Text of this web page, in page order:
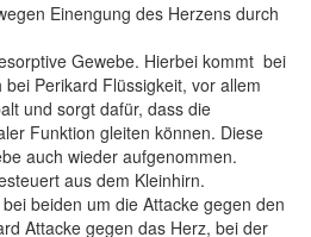
Einengung des Herzens durch
Gewebe. Hierbei kommt bei
Perikard Flüssigkeit, vor allem
und sorgt dafür, dass die
Funktion gleiten können. Diese
auch wieder aufgenommen.
aus dem Kleinhirn.
beiden um die Attacke gegen den
Attacke gegen das Herz, bei der